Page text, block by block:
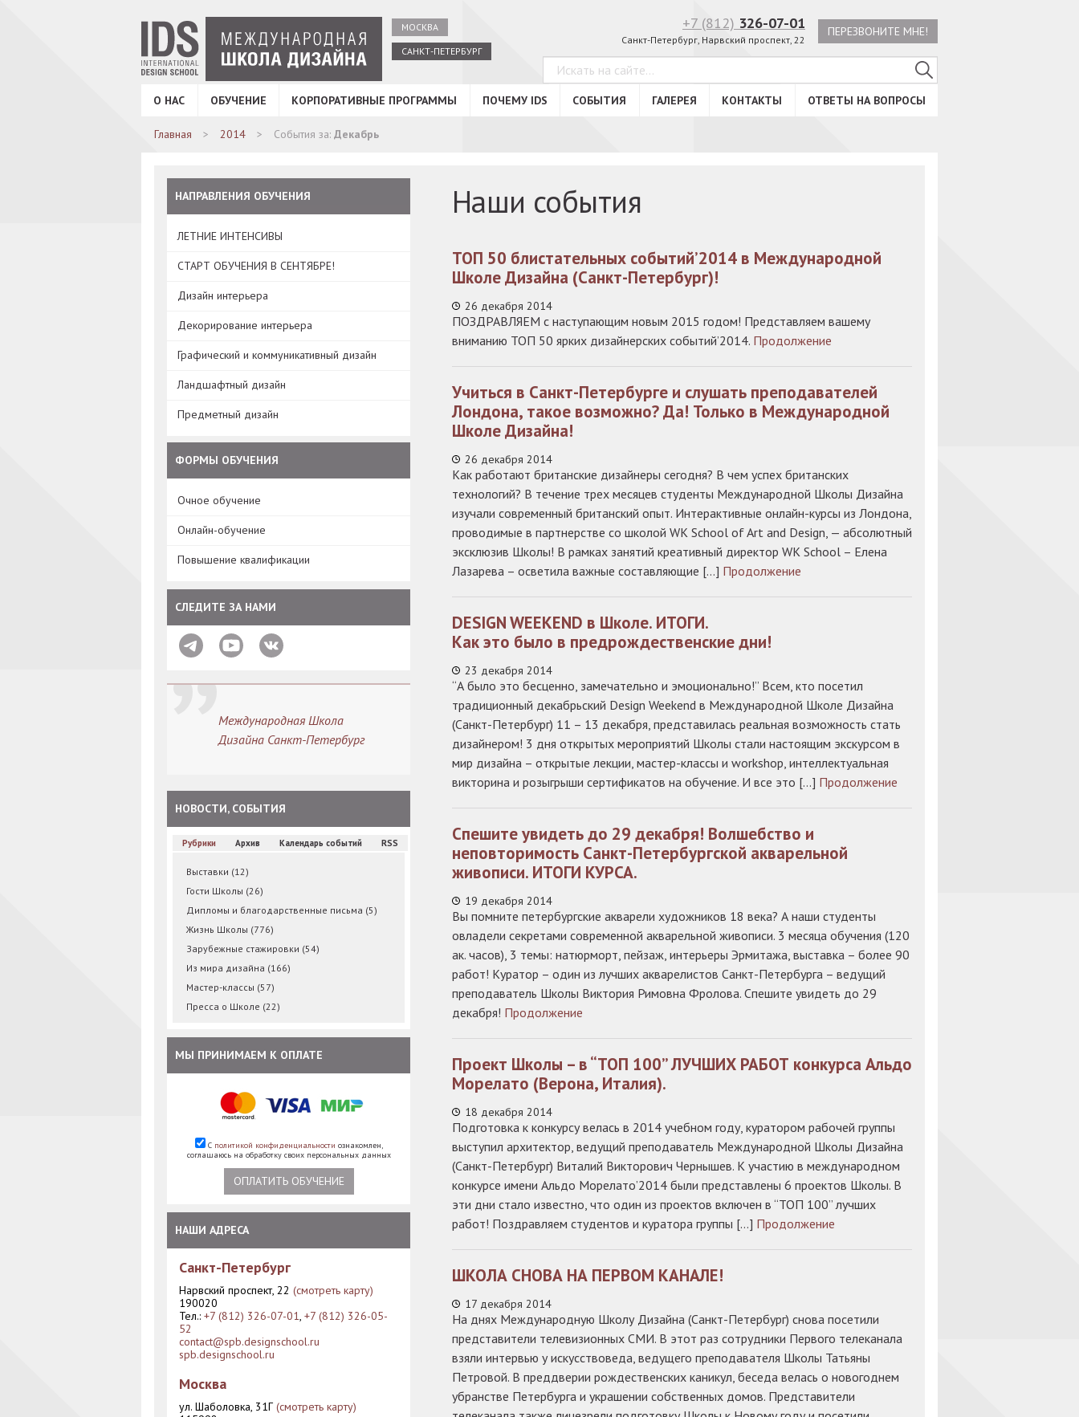
МОСКВА
САНКТ-ПЕТЕРБУРГ
+7 (812) 326-07-01
Санкт-Петербург, Нарвский проспект, 22
ПЕРЕЗВОНИТЕ МНЕ!
О НАС ОБУЧЕНИЕ КОРПОРАТИВНЫЕ ПРОГРАММЫ ПОЧЕМУ IDS СОБЫТИЯ ГАЛЕРЕЯ КОНТАКТЫ ОТВЕТЫ НА ВОПРОСЫ
Главная 2014 События за: Декабрь
НАПРАВЛЕНИЯ ОБУЧЕНИЯ
ЛЕТНИЕ ИНТЕНСИВЫ
СТАРТ ОБУЧЕНИЯ В СЕНТЯБРЕ!
Дизайн интерьера
Декорирование интерьера
Графический и коммуникативный дизайн
Ландшафтный дизайн
Предметный дизайн
ФОРМЫ ОБУЧЕНИЯ
Очное обучение
Онлайн-обучение
Повышение квалификации
СЛЕДИТЕ ЗА НАМИ
Международная Школа
Дизайна Санкт-Петербург
НОВОСТИ, СОБЫТИЯ
Рубрики Архив Календарь событий RSS
Выставки (12)
Гости Школы (26)
Дипломы и благодарственные письма (5)
Жизнь Школы (776)
Зарубежные стажировки (54)
Из мира дизайна (166)
Мастер-классы (57)
Пресса о Школе (22)
МЫ ПРИНИМАЕМ К ОПЛАТЕ
С политикой конфиденциальности ознакомлен,
соглашаюсь на обработку своих персональных данных
ОПЛАТИТЬ ОБУЧЕНИЕ
НАШИ АДРЕСА
Санкт-Петербург
Нарвский проспект, 22 (смотреть карту)
190020
Тел.: +7 (812) 326-07-01, +7 (812) 326-05-
52
contact@spb.designschool.ru
spb.designschool.ru
Москва
ул. Шаболовка, 31Г (смотреть карту)
Наши события
ТОП 50 блистательных событий’2014 в Международной
Школе Дизайна (Санкт-Петербург)!
26 декабря 2014
ПОЗДРАВЛЯЕМ с наступающим новым 2015 годом! Представляем вашему
вниманию ТОП 50 ярких дизайнерских событий’2014. Продолжение
Учиться в Санкт-Петербурге и слушать преподавателей
Лондона, такое возможно? Да! Только в Международной
Школе Дизайна!
26 декабря 2014
Как работают британские дизайнеры сегодня? В чем успех британских
технологий? В течение трех месяцев студенты Международной Школы Дизайна
изучали современный британский опыт. Интерактивные онлайн-курсы из Лондона,
проводимые в партнерстве со школой WK School of Art and Design, — абсолютный
эксклюзив Школы! В рамках занятий креативный директор WK School – Елена
Лазарева – осветила важные составляющие […] Продолжение
DESIGN WEEKEND в Школе. ИТОГИ.
Как это было в предрождественские дни!
23 декабря 2014
“А было это бесценно, замечательно и эмоционально!” Всем, кто посетил
традиционный декабрьский Design Weekend в Международной Школе Дизайна
(Санкт-Петербург) 11 – 13 декабря, представилась реальная возможность стать
дизайнером! 3 дня открытых мероприятий Школы стали настоящим экскурсом в
мир дизайна – открытые лекции, мастер-классы и workshop, интеллектуальная
викторина и розыгрыши сертификатов на обучение. И все это […] Продолжение
Спешите увидеть до 29 декабря! Волшебство и
неповторимость Санкт-Петербургской акварельной
живописи. ИТОГИ КУРСА.
19 декабря 2014
Вы помните петербургские акварели художников 18 века? А наши студенты
овладели секретами современной акварельной живописи. 3 месяца обучения (120
ак. часов), 3 темы: натюрморт, пейзаж, интерьеры Эрмитажа, выставка – более 90
работ! Куратор – один из лучших акварелистов Санкт-Петербурга – ведущий
преподаватель Школы Виктория Римовна Фролова. Спешите увидеть до 29
декабря! Продолжение
Проект Школы – в “ТОП 100” ЛУЧШИХ РАБОТ конкурса Альдо
Морелато (Верона, Италия).
18 декабря 2014
Подготовка к конкурсу велась в 2014 учебном году, куратором рабочей группы
выступил архитектор, ведущий преподаватель Международной Школы Дизайна
(Санкт-Петербург) Виталий Викторович Чернышев. К участию в международном
конкурсе имени Альдо Морелато’2014 были представлены 6 проектов Школы. В
эти дни стало известно, что один из проектов включен в “ТОП 100” лучших
работ! Поздравляем студентов и куратора группы […] Продолжение
ШКОЛА СНОВА НА ПЕРВОМ КАНАЛЕ!
17 декабря 2014
На днях Международную Школу Дизайна (Санкт-Петербург) снова посетили
представители телевизионных СМИ. В этот раз сотрудники Первого телеканала
взяли интервью у искусствоведа, ведущего преподавателя Школы Татьяны
Петровой. В преддверии рождественских каникул, беседа велась о новогоднем
убранстве Петербурга и украшении собственных домов. Представители